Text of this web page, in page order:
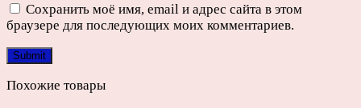
Сохранить моё имя, email и адрес сайта в этом
браузере для последующих моих комментариев.
Похожие товары